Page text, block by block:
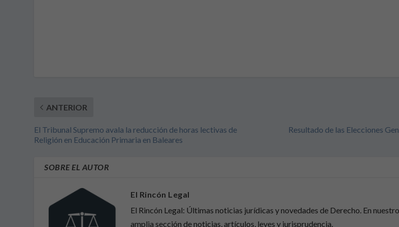
ANTERIOR
El Tribunal Supremo avala la reducción de horas lectivas de
Religión en Educación Primaria en Baleares
Resultado de las Elecciones
SOBRE EL AUTOR
El Rincón Legal
El Rincón Legal: Últimas noticias jurídicas y novedades de Derecho. En
amplia sección de noticias, artículos, leyes y jurisprudencia.